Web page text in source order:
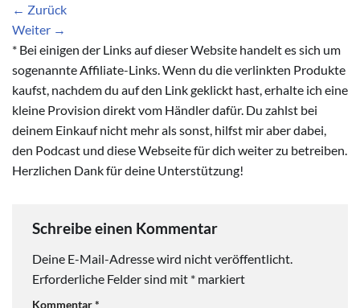
← Zurück
Weiter →
* Bei einigen der Links auf dieser Website handelt es sich um
sogenannte Affiliate-Links. Wenn du die verlinkten Produkte
kaufst, nachdem du auf den Link geklickt hast, erhalte ich eine
kleine Provision direkt vom Händler dafür. Du zahlst bei
deinem Einkauf nicht mehr als sonst, hilfst mir aber dabei,
den Podcast und diese Webseite für dich weiter zu betreiben.
Herzlichen Dank für deine Unterstützung!
Schreibe einen Kommentar
Deine E-Mail-Adresse wird nicht veröffentlicht.
Erforderliche Felder sind mit * markiert
Kommentar*